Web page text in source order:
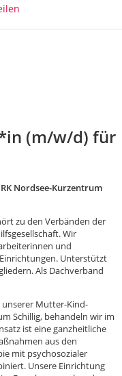
(m/w/d) für
Nordsee-Kurzentrum
zu den Verbänden der
Wir
und
Unterstützt
Als Dachverband
Mutter-Kind-
Schillig, behandeln wir im
ist eine ganzheitliche
aus den
mit psychosozialer
Unsere Einrichtung